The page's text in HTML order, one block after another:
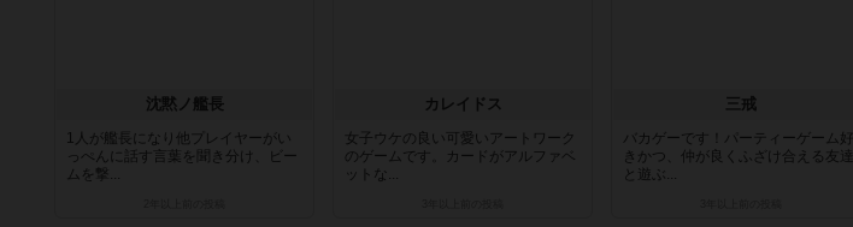
沈黙ノ艦長
1人が艦長になり他プレイヤーがい
っぺんに話す言葉を聞き分け、ビー
ムを撃...
カレイドス
女子ウケの良い可愛いアートワーク
のゲームです。カードがアルファベ
ットな...
三戒
バカゲーです！パーティーゲーム好
きかつ、仲が良くふざけ合える友達
と遊ぶ...